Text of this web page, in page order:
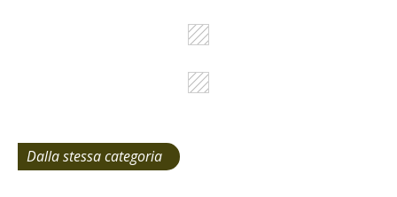
Dalla stessa categoria